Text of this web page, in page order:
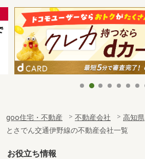
goo住宅・不動産 不動産会社 高知県
とさでん交通伊野線の不動産会社一覧
お役立ち情報